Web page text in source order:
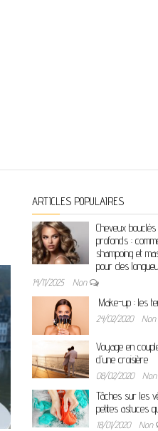
ARTICLES POPULAIRES
Cheveux
profonds :
shampoing et
pour des
14/11/2025 Non
Make-up : les
24/02/2020 Non
Voyage en
d’une croisière
08/02/2020 Non
Tâches sur les
petites astuces
18/01/2020 Non